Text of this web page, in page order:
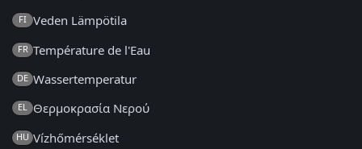
FI Veden Lämpötila
FR Température de l'Eau
DE Wassertemperatur
EL Θερμοκρασία Νερού
HU Vízhőmérséklet